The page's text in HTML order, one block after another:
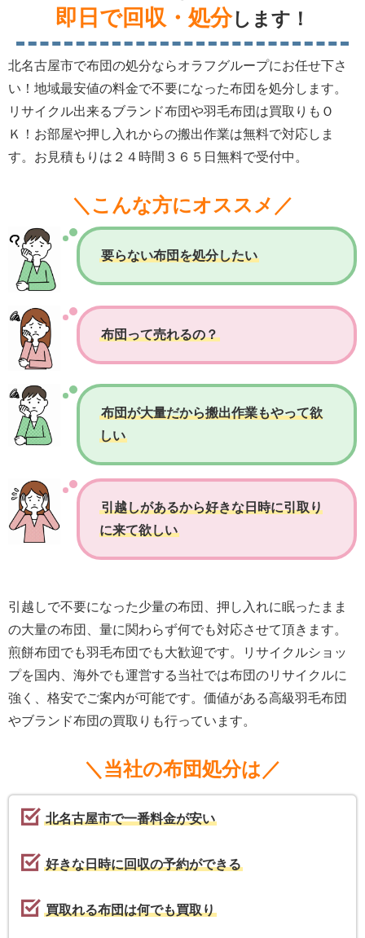
即日で回収・処分します！
北名古屋市で布団の処分ならオラフグループにお任せ下さ
い！地域最安値の料金で不要になった布団を処分します。
リサイクル出来るブランド布団や羽毛布団は買取りもＯ
Ｋ！お部屋や押し入れからの搬出作業は無料で対応しま
す。お見積もりは２４時間３６５日無料で受付中。
＼こんな方にオススメ／
要らない布団を処分したい
布団って売れるの？
布団が大量だから搬出作業もやって欲
しい
引越しがあるから好きな日時に引取り
に来て欲しい
引越しで不要になった少量の布団、押し入れに眠ったまま
の大量の布団、量に関わらず何でも対応させて頂きます。
煎餅布団でも羽毛布団でも大歓迎です。リサイクルショッ
プを国内、海外でも運営する当社では布団のリサイクルに
強く、格安でご案内が可能です。価値がある高級羽毛布団
やブランド布団の買取りも行っています。
＼当社の布団処分は／
北名古屋市で一番料金が安い
好きな日時に回収の予約ができる
買取れる布団は何でも買取り